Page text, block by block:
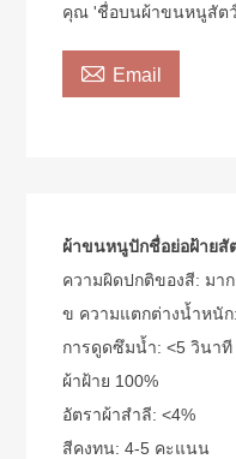
คุณ 'ชื่อบนผ้าขนหนูสัตว์
 Email
ผ้าขนหนูปักชื่อย่อฝ้ายสั
ความผิดปกติของสี: มา
ข ความแตกต่างน้ำหนัก
การดูดซึมน้ำ: <5 วินาที
ผ้าฝ้าย 100%
อัตราผ้าสำลี: <4%
สีคงทน: 4-5 คะแนน